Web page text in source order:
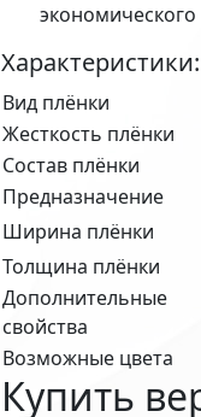
Характеристики:
Вид плёнки
Жесткость плёнки
Состав плёнки
Предназначение
Ширина плёнки
Толщина плёнки
Дополнительные
свойства
Возможные цвета
Купить